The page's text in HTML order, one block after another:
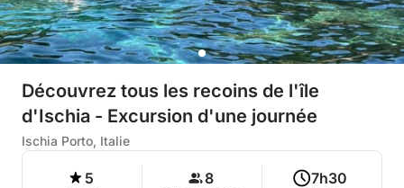
Découvrez tous les recoins de l'île
d'Ischia - Excursion d'une journée
Ischia Porto, Italie
5 8 7h30